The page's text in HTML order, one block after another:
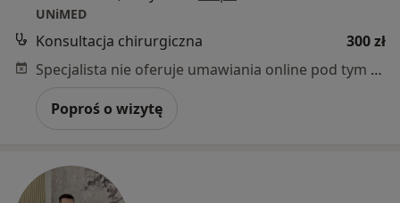
UNiMED
Konsultacja chirurgiczna
300 zł
Specjalista nie oferuje umawiania online pod tym adresem.
Poproś o wizytę